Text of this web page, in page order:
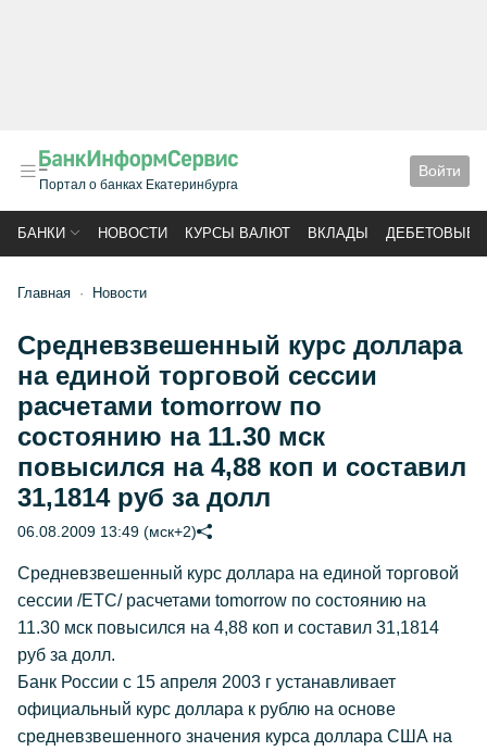
Портал о банках Екатеринбурга
Войти
БАНКИ НОВОСТИ КУРСЫ ВАЛЮТ ВКЛАДЫ ДЕБЕТОВЫЕ
Главная Новости
Средневзвешенный курс доллара
на единой торговой сессии
расчетами tomorrow по
состоянию на 11.30 мск
повысился на 4,88 коп и составил
31,1814 руб за долл
06.08.2009 13:49 (мск+2)
Средневзвешенный курс доллара на единой торговой
сессии /ЕТС/ расчетами tomorrow по состоянию на
11.30 мск повысился на 4,88 коп и составил 31,1814
руб за долл.
Банк России с 15 апреля 2003 г устанавливает
официальный курс доллара к рублю на основе
средневзвешенного значения курса доллара США на